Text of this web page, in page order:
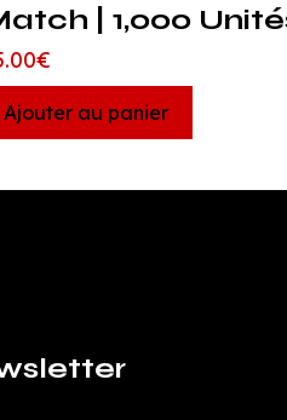
| 1,000
€
Ajouter au panier